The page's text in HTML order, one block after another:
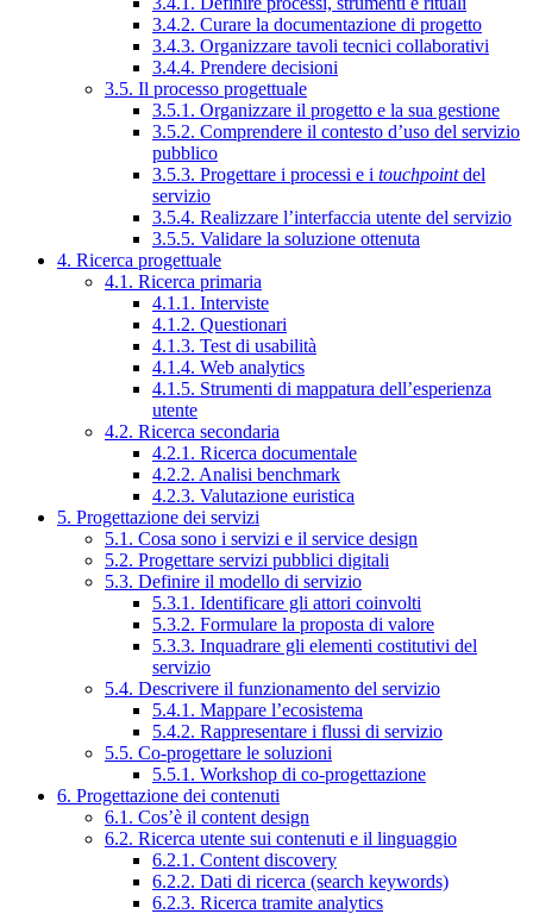
3.4.2. Curare la documentazione di progetto
3.4.3. Organizzare tavoli tecnici collaborativi
3.4.4. Prendere decisioni
3.5. Il processo progettuale
3.5.1. Organizzare il progetto e la sua gestione
3.5.2. Comprendere il contesto d’uso del servizio
pubblico
3.5.3. Progettare i processi e i touchpointdel
servizio
3.5.4. Realizzare l’interfaccia utente del servizio
3.5.5. Validare la soluzione ottenuta
4. Ricerca progettuale
4.1. Ricerca primaria
4.1.1. Interviste
4.1.2. Questionari
4.1.3. Test di usabilità
4.1.4. Web analytics
4.1.5. Strumenti di mappatura dell’esperienza
utente
4.2. Ricerca secondaria
4.2.1. Ricerca documentale
4.2.2. Analisi benchmark
4.2.3. Valutazione euristica
5. Progettazione dei servizi
5.1. Cosa sono i servizi e il service design
5.2. Progettare servizi pubblici digitali
5.3. Definire il modello di servizio
5.3.1. Identificare gli attori coinvolti
5.3.2. Formulare la proposta di valore
5.3.3. Inquadrare gli elementi costitutivi del
servizio
5.4. Descrivere il funzionamento del servizio
5.4.1. Mappare l’ecosistema
5.4.2. Rappresentare i flussi di servizio
5.5. Co-progettare le soluzioni
5.5.1. Workshop di co-progettazione
6. Progettazione dei contenuti
6.1. Cos’è il content design
6.2. Ricerca utente sui contenuti e il linguaggio
6.2.1. Content discovery
6.2.2. Dati di ricerca (search keywords)
6.2.3. Ricerca tramite analytics